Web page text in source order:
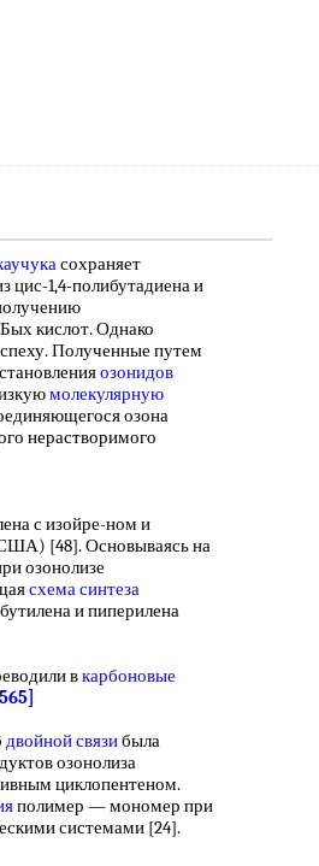
сохраняет
цис-1,4-полибутадиена и
кислот. Однако
Полученные путем
озонидов
молекулярную
озона
нерастворимого
с изойре-ном и
[48]. Основываясь на
озонолизе
схема синтеза
и пиперилена
вкарбоновые
двойной связибыла
озонолиза
циклопентеном.
полимер — мономер при
системами [24].